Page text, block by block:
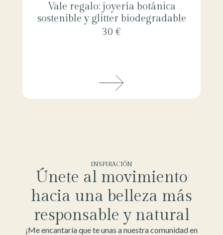
Vale regalo: joyería botánica
sostenible y glitter biodegradable
30 €
INSPIRACIÓN
Únete al movimiento
hacia una belleza más
responsable y natural
¡Me encantaría que te unas a nuestra comunidad en